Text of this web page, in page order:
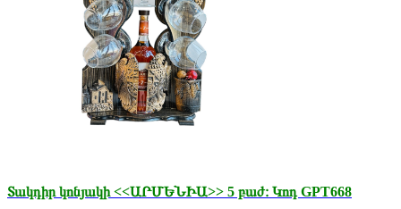
Տակդիր կոնյակի <<ԱՐՄԵՆԻԱ>> 5 բաժ։ Կոդ GPT668